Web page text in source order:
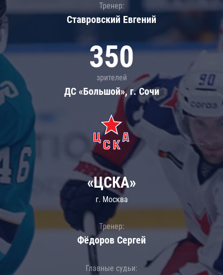
Тренер:
Ставровский Евгений
350
зрителей
ДС «Большой», г. Сочи
«ЦСКА»
г. Москва
Тренер:
Фёдоров Сергей
Главные судьи: